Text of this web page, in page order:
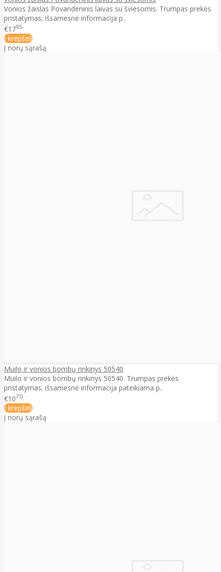
Vonios žaislas Povandeninis laivas su šviesomis. Trumpas prekės
pristatymas; išsamesnė informacija p..
€1785
Į krepšelį
Į norų sąrašą
Muilo ir vonios bombų rinkinys 50540
Muilo ir vonios bombų rinkinys 50540. Trumpas prekės
pristatymas; išsamesnė informacija pateikiama p..
€1070
Į krepšelį
Į norų sąrašą